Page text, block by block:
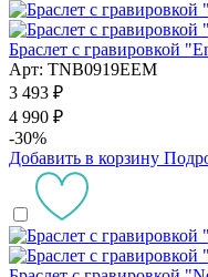
Браслет с гравировкой
Арт: TNB0919EEM
3 493 ₽
4 990 ₽
-30%
Добавить в корзину